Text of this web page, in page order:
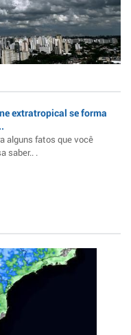
extratropical se forma
alguns fatos que você
saber.. .